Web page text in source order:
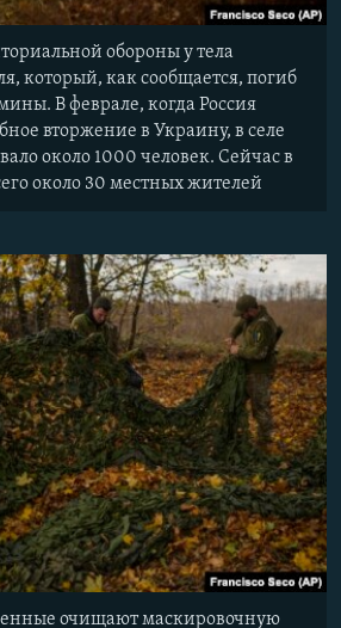
обороны у тела
который, как сообщается, погиб
В феврале, когда Россия
вторжение в Украину, в селе
около 1000 человек. Сейчас в
около 30 местных жителей
очищают маскировочную